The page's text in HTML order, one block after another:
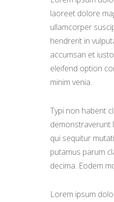
laoreet dolore
ullamcorper
hendrerit in
accumsan et
eleifend option
minim venia.
Typi non habent
demonstraverunt
qui sequitur
putamus parum
decima. Eodem
Lorem ipsum